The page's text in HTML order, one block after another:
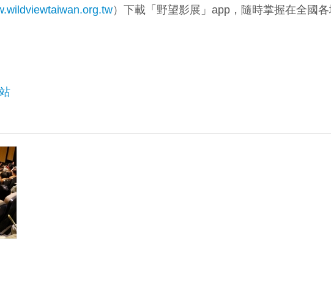
）下載「野望影展」app，隨時掌握在全國各